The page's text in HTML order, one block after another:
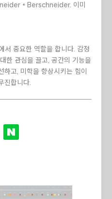
+ Berschneider. 이미
서 중요한 역할을 합니다. 감정
한 관심을 끌고, 공간의 기능을
하고, 미학을 향상시키는 힘이
진합니다.